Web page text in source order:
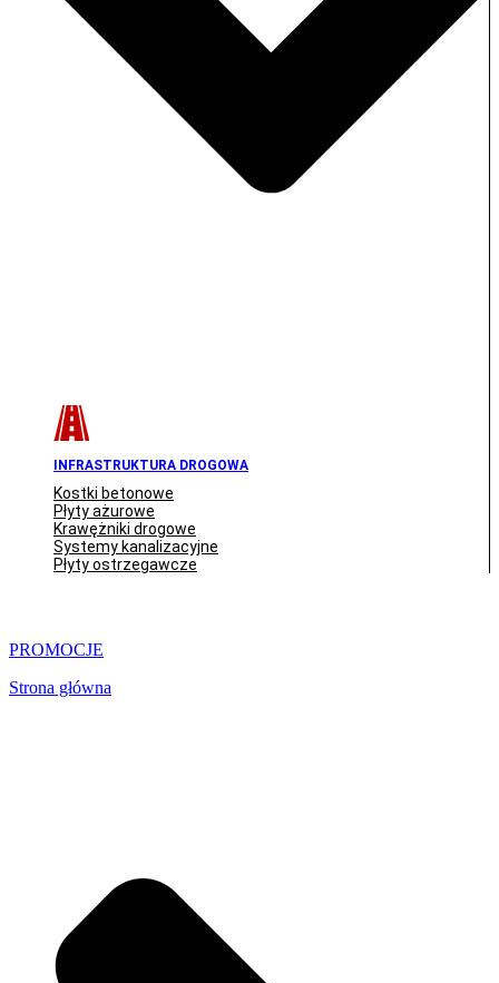
INFRASTRUKTURA DROGOWA
Kostki betonowe
Płyty ażurowe
Krawężniki drogowe
Systemy kanalizacyjne
Płyty ostrzegawcze
PROMOCJE
Strona główna